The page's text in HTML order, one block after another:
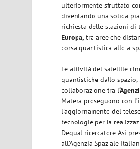
ulteriormente sfruttato
diventando una solida
richiesta delle stazioni di
Europa,tra aree che
corsa quantistica allo a
Le attività del satellite
quantistiche dallo spazio,
collaborazione tra l
Matera proseguono con
l’aggiornamento del
tecnologie per la
Dequal ricercatore Asi
all’Agenzia Spaziale